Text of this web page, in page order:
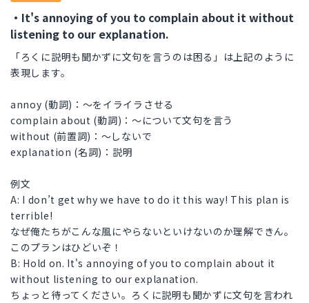
・It's annoying of you to complain about it without
listening to our explanation.
「ろくに説明も聞かずに文句を言うのは困る」は上記のように
表現します。
annoy (動詞)：～をイライラさせる
complain about (動詞)：～について文句を言う
without (前置詞)：～しないで
explanation (名詞)：説明
例文
A: I don’t get why we have to do it this way! This plan is
terrible!
なぜ俺たちがこんな風にやらないといけないのか理解できん。
このプランはひどいぞ！
B: Hold on. It's annoying of you to complain about it
without listening to our explanation.
ちょっと待ってください。ろくに説明も聞かずに文句を言われ